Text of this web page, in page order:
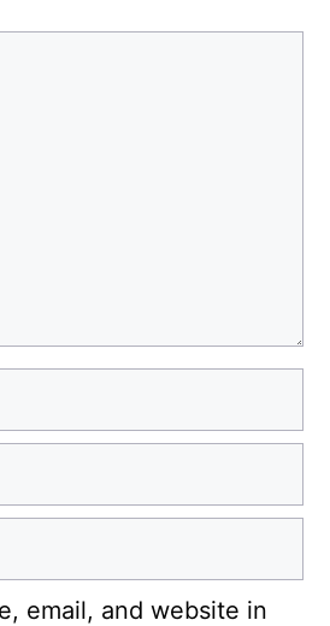
email, and website in